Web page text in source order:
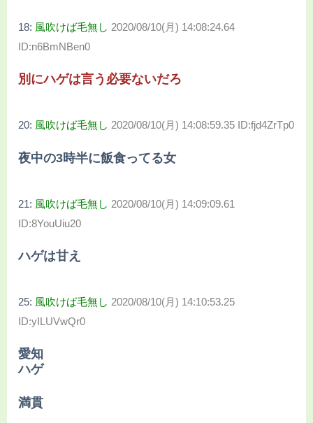
18: 風吹けば毛無し 2020/08/10(月) 14:08:24.64
ID:n6BmNBen0
別にハゲは言う必要ないだろ
20: 風吹けば毛無し 2020/08/10(月) 14:08:59.35 ID:fjd4ZrTp0
夜中の3時半に飯食ってる女
21: 風吹けば毛無し 2020/08/10(月) 14:09:09.61
ID:8YouUiu20
ハゲは甘え
25: 風吹けば毛無し 2020/08/10(月) 14:10:53.25
ID:yILUVwQr0
愛知
ハゲ
満貫